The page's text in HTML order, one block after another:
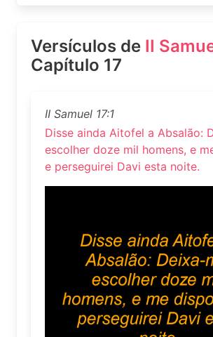
Versículos de II
Capítulo 17
II Samuel 17:1
Disse ainda Aitofel a Absalão:
escolher doze mil homens, e
e perseguirei Davi esta noite.